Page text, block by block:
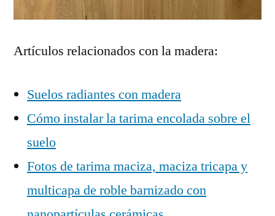
Artículos relacionados con la madera:
Suelos radiantes con madera
Cómo instalar la tarima encolada sobre el
suelo
Fotos de tarima maciza, maciza tricapa y
multicapa de roble barnizado con